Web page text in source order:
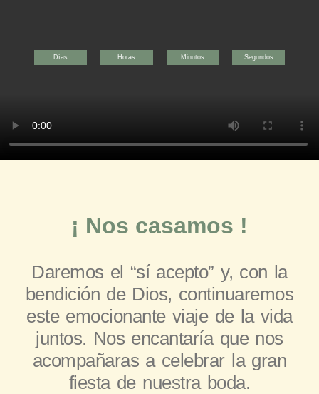
Días Horas Minutos Segundos
¡ Nos casamos !
Daremos el “sí acepto” y, con la
bendición de Dios, continuaremos
este emocionante viaje de la vida
juntos. Nos encantaría que nos
acompañaras a celebrar la gran
fiesta de nuestra boda.